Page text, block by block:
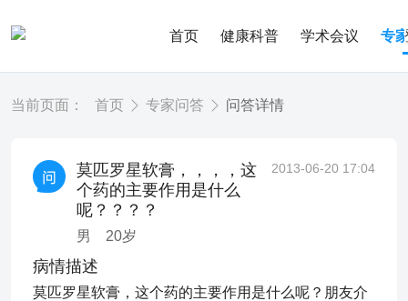
首页 健康科普 学术会议 专
当前页面： 首页 专家问答 问答详情
莫匹罗星软膏，，，，这
个药的主要作用是什么
呢？？？？
男 20岁
2013-06-20 17:04
病情描述
莫匹罗星软膏，这个药的主要作用是什么呢？朋友介